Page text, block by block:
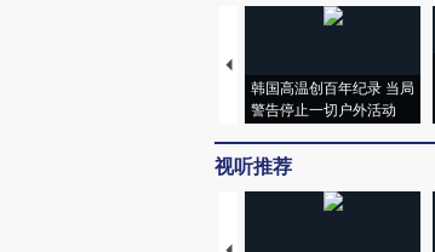
韩国高温创百年纪录 当局
警告停止一切户外活动
视听推荐